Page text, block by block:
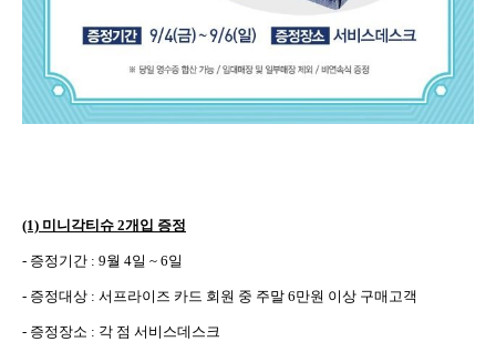
(1) 미니각티슈 2개입 증정
- 증정기간 : 9월 4일 ~ 6일
- 증정대상 : 서프라이즈 카드 회원 중 주말 6만원 이상 구매고객
- 증정장소 : 각 점 서비스데스크